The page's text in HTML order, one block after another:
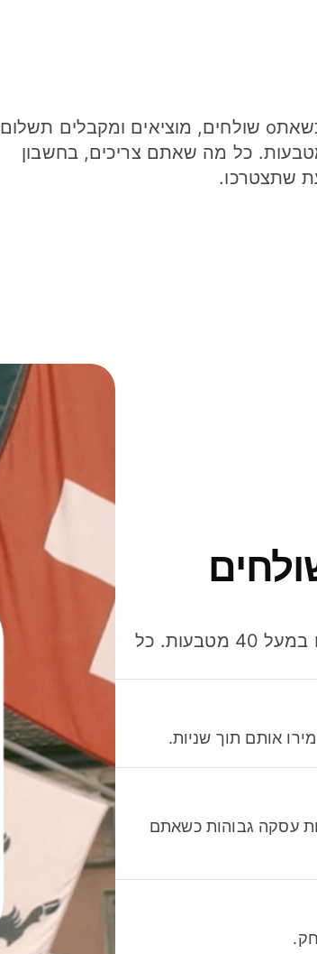
חסכו כסף כשאתo שולחים, מוציאים ומקבלים תשלום
40 מטבעות. כל מה שאתם צריכים, בחשבון
שתצטרכו.
חסכו כסף כשאתo שולחים, מוציאים ומקבלים תשלום במעל 40 מטבעות. כל
אותם תוך שניות.
עסקה גבוהות כשאתם